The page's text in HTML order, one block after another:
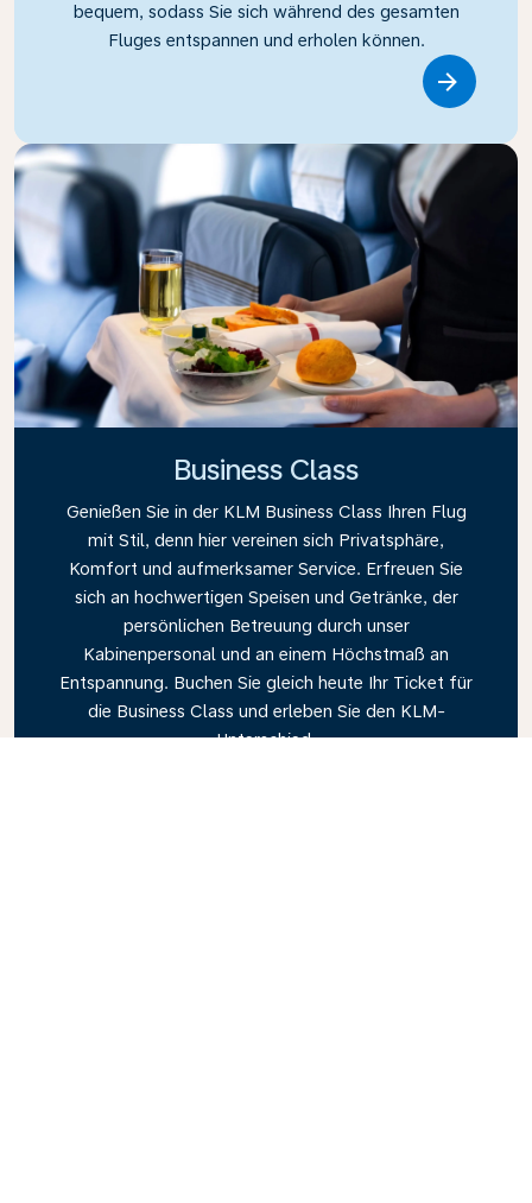
bequem, sodass Sie sich während des gesamten
Fluges entspannen und erholen können.
Business Class
Genießen Sie in der KLM Business Class Ihren Flug
mit Stil, denn hier vereinen sich Privatsphäre,
Komfort und aufmerksamer Service. Erfreuen Sie
sich an hochwertigen Speisen und Getränke, der
persönlichen Betreuung durch unser
Kabinenpersonal und an einem Höchstmaß an
Entspannung. Buchen Sie gleich heute Ihr Ticket für
die Business Class und erleben Sie den KLM-
Unterschied.